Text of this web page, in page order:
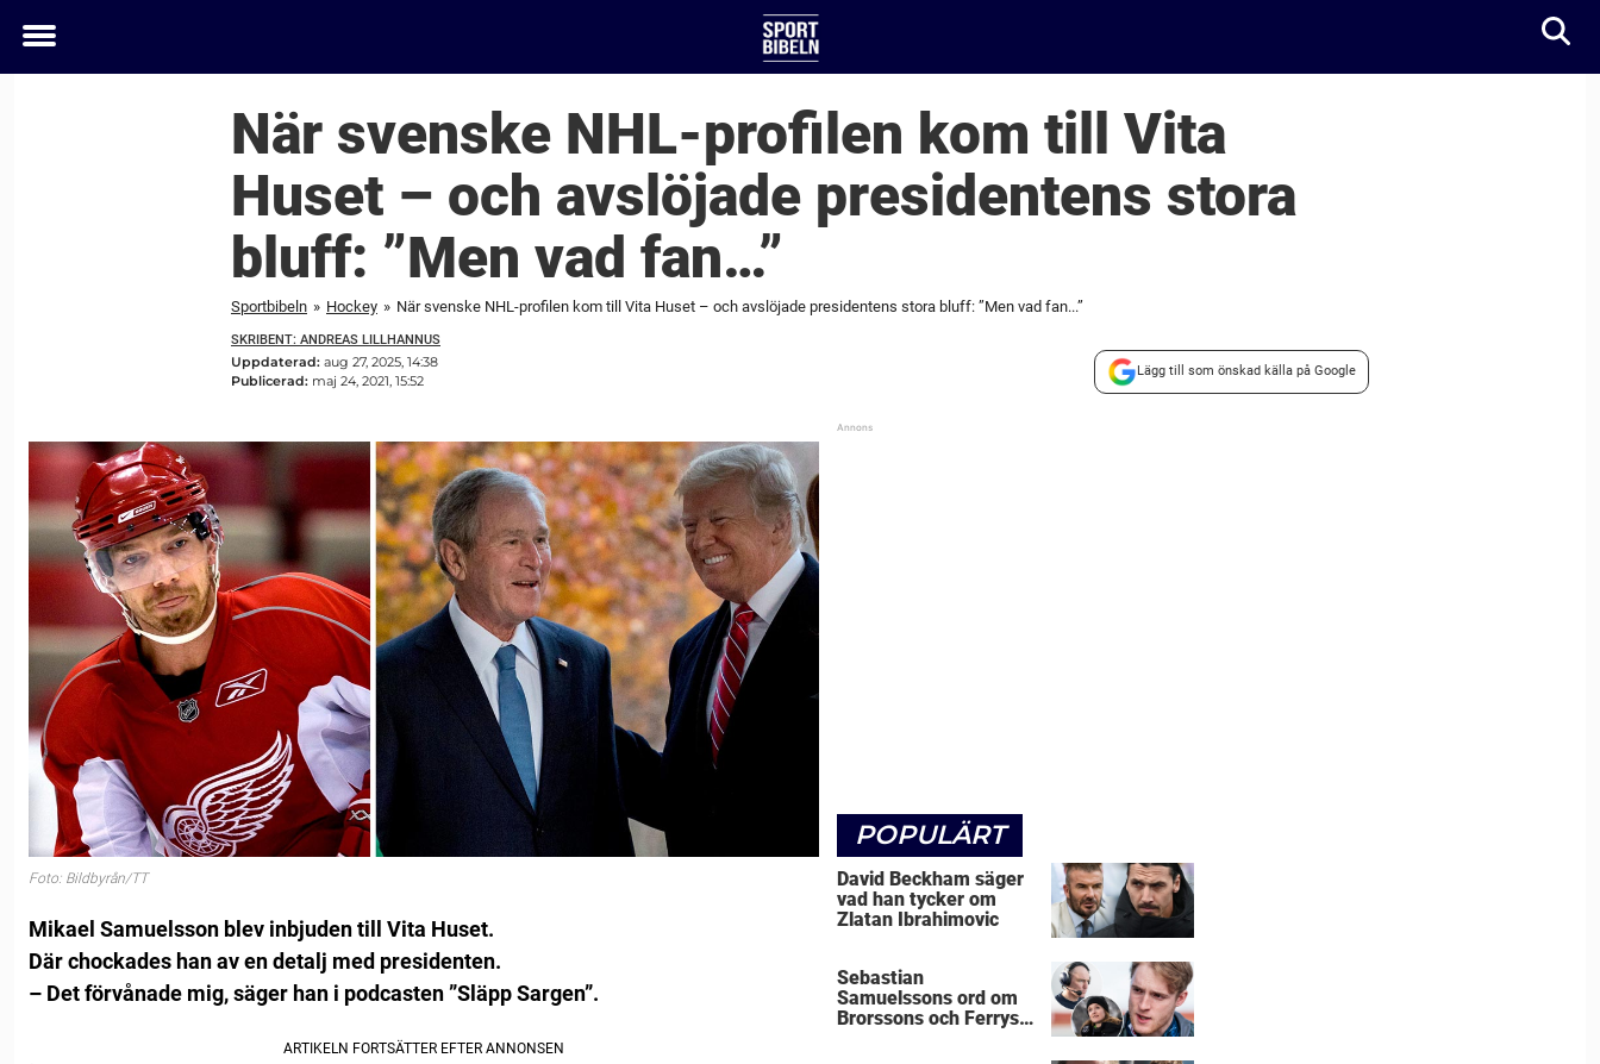
Toggle
När svenske NHL-profilen kom till Vita
Huset – och avslöjade presidentens stora
bluff: ”Men vad fan…”
Sportbibeln » Hockey » När svenske NHL-profilen kom till Vita Huset – och avslöjade presidentens stora bluff: ”Men vad fan...”
SKRIBENT: ANDREAS LILLHANNUS
Uppdaterad: aug 27, 2025, 14:38
Publicerad: maj 24, 2021, 15:52
Lägg till som önskad källa på Google
Foto: Bildbyrån/TT
Mikael Samuelsson blev inbjuden till Vita Huset.
Där chockades han av en detalj med presidenten.
– Det förvånade mig, säger han i podcasten ”Släpp Sargen”.
POPULÄRT
David Beckham säger
vad han tycker om
Zlatan Ibrahimovic
Sebastian
Samuelssons ord om
Brorssons och Ferrys